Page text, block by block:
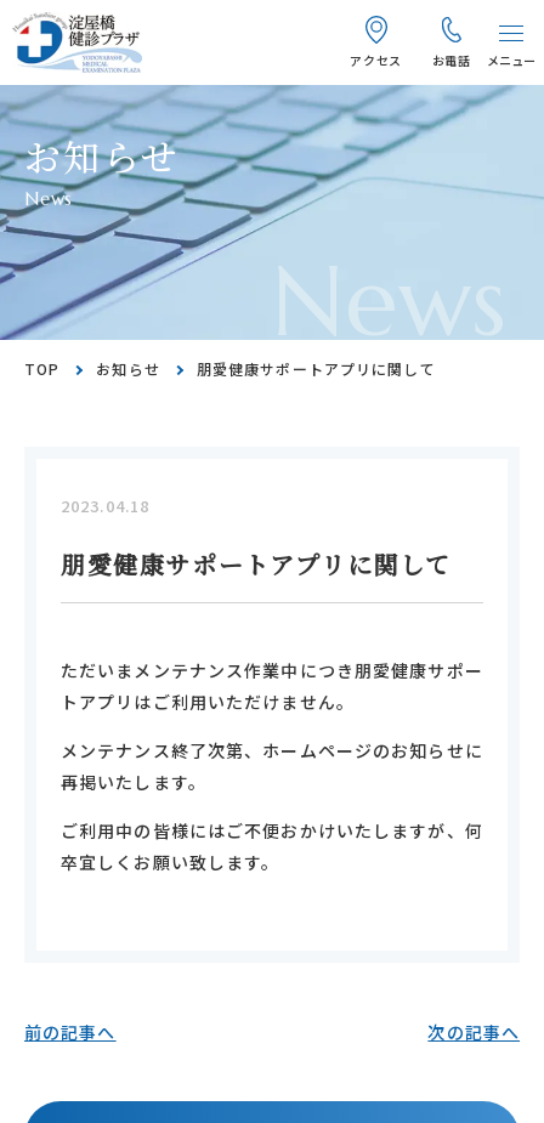
アクセス お電話 メニュー
お知らせ
News
News
TOP お知らせ 朋愛健康サポートアプリに関して
2023.04.18
朋愛健康サポートアプリに関して
ただいまメンテナンス作業中につき朋愛健康サポー
トアプリはご利用いただけません。
メンテナンス終了次第、ホームページのお知らせに
再掲いたします。
ご利用中の皆様にはご不便おかけいたしますが、何
卒宜しくお願い致します。
前の記事へ 次の記事へ